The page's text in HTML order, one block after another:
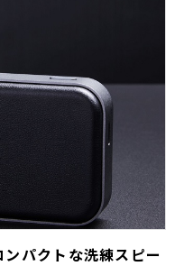
パクトな洗練スピー